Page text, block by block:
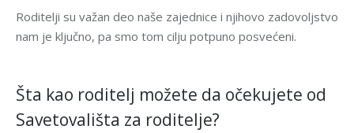
Roditelji su važan deo naše zajednice i njihovo zadovoljstvo
nam je ključno, pa smo tom cilju potpuno posvećeni.
Šta kao roditelj možete da očekujete od
Savetovališta za roditelje?